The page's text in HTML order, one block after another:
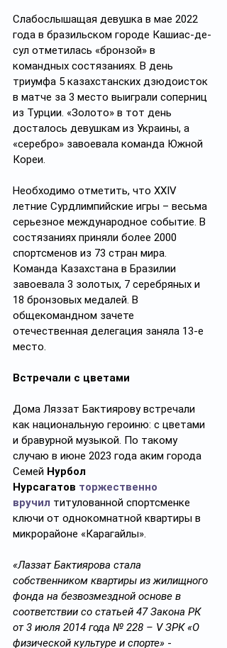
Слабослышащая девушка в мае 2022
года в бразильском городе Кашиас-де-
сул отметилась «бронзой» в
командных состязаниях. В день
триумфа 5 казахстанских дзюдоисток
в матче за 3 место выиграли соперниц
из Турции. «Золото» в тот день
досталось девушкам из Украины, а
«серебро» завоевала команда Южной
Кореи.
Необходимо отметить, что XXIV
летние Сурдлимпийские игры – весьма
серьезное международное событие. В
состязаниях приняли более 2000
спортсменов из 73 стран мира.
Команда Казахстана в Бразилии
завоевала 3 золотых, 7 серебряных и
18 бронзовых медалей. В
общекомандном зачете
отечественная делегация заняла 13-е
место.
Встречали с цветами
Дома Ляззат Бактиярову встречали
как национальную героиню: с цветами
и бравурной музыкой. По такому
случаю в июне 2023 года аким города
Семей Нурбол
Нурсагатов торжественно
вручил титулованной спортсменке
ключи от однокомнатной квартиры в
микрорайоне «Карагайлы».
«Лаззат Бактиярова стала
собственником квартиры из жилищного
фонда на безвозмездной основе в
соответствии со статьей 47 Закона РК
от 3 июля 2014 года № 228 – V ЗРК «О
физической культуре и спорте» -